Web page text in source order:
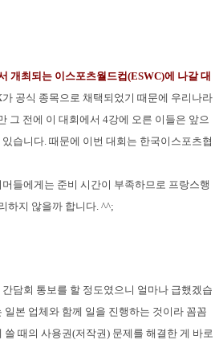
개최되는 이스포츠월드컵(ESWC)에 나갈 대
공식 종목으로 채택되었기 때문에 우리나라
그 전에 이 대회에서 4강에 오른 이들은 앞으
습니다. 때문에 이번 대회는 한국이스포츠협
들에게는 준비 시간이 부족하므로 프랑스행
하지 않을까 합니다. ^^;
담회 통보를 할 정도였으니 얼마나 급했겠습
본 업체와 함께 일을 진행하는 것이라 꼼꼼
때의 사용권(저작권) 문제를 해결한 게 바로